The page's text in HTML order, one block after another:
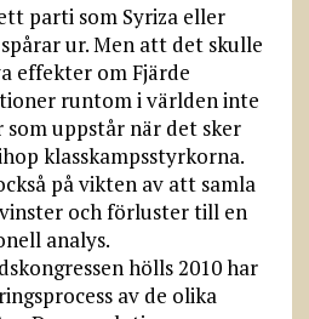
parti som Syriza eller
ur. Men att det skulle
effekter om Fjärde
runtom i världen inte
uppstår när det sker
klasskampsstyrkorna.
på vikten av att samla
och förluster till en
analys.
hölls 2010 har
av de olika